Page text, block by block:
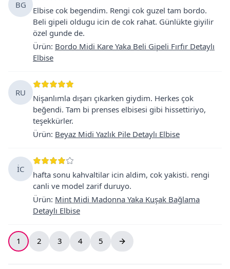
BG
Elbise cok begendim. Rengi cok guzel tam bordo.
Beli gipeli oldugu icin de cok rahat. Günlükte giyilir
özel gunde de.
Ürün: Bordo Midi Kare Yaka Beli Gipeli Fırfır Detaylı
Elbise
RU
Nişanlımla dışarı çıkarken giydim. Herkes çok
beğendi. Tam bi prenses elbisesi gibi hissettiriyo,
teşekkürler.
Ürün: Beyaz Midi Yazlık Pile Detaylı Elbise
İC
hafta sonu kahvaltilar icin aldim, cok yakisti. rengi
canli ve model zarif duruyo.
Ürün: Mint Midi Madonna Yaka Kuşak Bağlama
Detaylı Elbise
1 2 3 4 5